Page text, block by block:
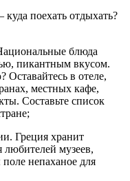
блюда
пикантным вкусом.
в отеле,
местных кафе,
Составьте список
Греция хранит
любителей музеев,
непаханое для